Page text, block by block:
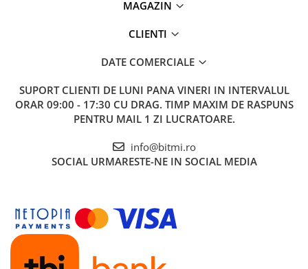
MAGAZIN
CLIENTI
DATE COMERCIALE
SUPORT CLIENTI DE LUNI PANA VINERI IN INTERVALUL
ORAR 09:00 - 17:30 CU DRAG. TIMP MAXIM DE RASPUNS
PENTRU MAIL 1 ZI LUCRATOARE.
info@bitmi.ro
SOCIAL URMARESTE-NE IN SOCIAL MEDIA